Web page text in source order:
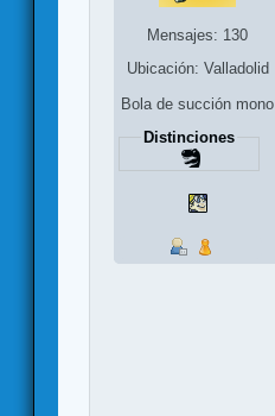
Mensajes: 130
Ubicación: Valladolid
Bola de succión mono
Distinciones